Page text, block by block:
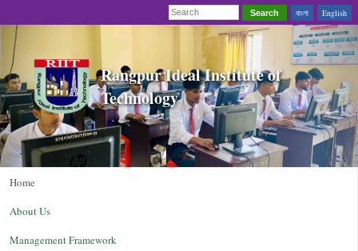
Search বাংলা English
Rangpur Ideal Institute of
Technology
Home
About Us
Management Framework